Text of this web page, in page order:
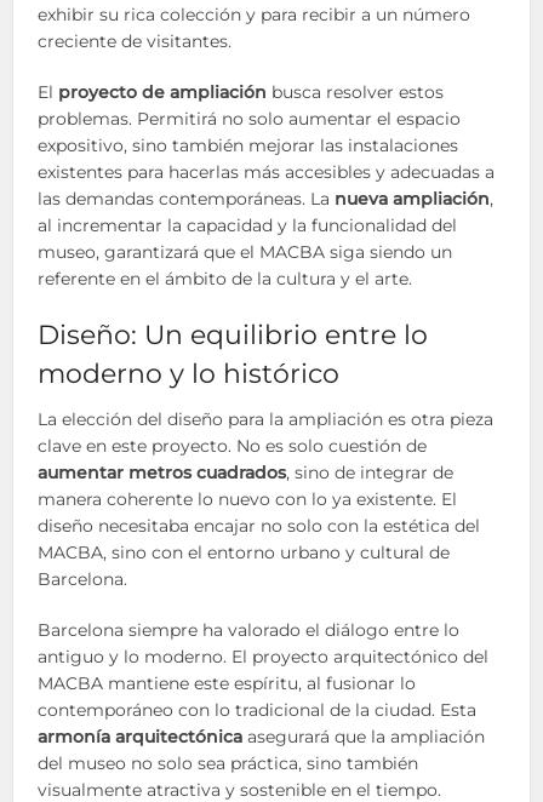
exhibir su rica colección y para recibir a un número
creciente de visitantes.
El proyecto de ampliación busca resolver estos
problemas. Permitirá no solo aumentar el espacio
expositivo, sino también mejorar las instalaciones
existentes para hacerlas más accesibles y adecuadas a
las demandas contemporáneas. La nueva ampliación,
al incrementar la capacidad y la funcionalidad del
museo, garantizará que el MACBA siga siendo un
referente en el ámbito de la cultura y el arte.
Diseño: Un equilibrio entre lo
moderno y lo histórico
La elección del diseño para la ampliación es otra pieza
clave en este proyecto. No es solo cuestión de
aumentar metros cuadrados, sino de integrar de
manera coherente lo nuevo con lo ya existente. El
diseño necesitaba encajar no solo con la estética del
MACBA, sino con el entorno urbano y cultural de
Barcelona.
Barcelona siempre ha valorado el diálogo entre lo
antiguo y lo moderno. El proyecto arquitectónico del
MACBA mantiene este espíritu, al fusionar lo
contemporáneo con lo tradicional de la ciudad. Esta
armonía arquitectónica asegurará que la ampliación
del museo no solo sea práctica, sino también
visualmente atractiva y sostenible en el tiempo.